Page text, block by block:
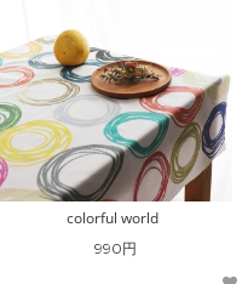
colorful world
990円